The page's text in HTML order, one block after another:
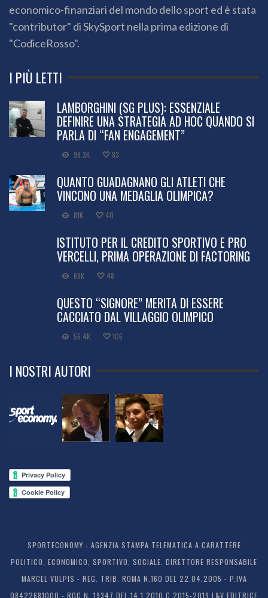
economico-finanziari del mondo dello sport ed è stata
"contributor" di SkySport nella prima edizione di
"CodiceRosso".
I PIÙ LETTI
LAMBORGHINI (SG PLUS): ESSENZIALE
DEFINIRE UNA STRATEGIA AD HOC QUANDO SI
PARLA DI “FAN ENGAGEMENT”
98.3K 83
QUANTO GUADAGNANO GLI ATLETI CHE
VINCONO UNA MEDAGLIA OLIMPICA?
81K 40
ISTITUTO PER IL CREDITO SPORTIVO E PRO
VERCELLI, PRIMA OPERAZIONE DI FACTORING
66K 48
QUESTO “SIGNORE” MERITA DI ESSERE
CACCIATO DAL VILLAGGIO OLIMPICO
56.4K 106
I NOSTRI AUTORI
SPORTECONOMY - AGENZIA STAMPA TELEMATICA A CARATTERE
POLITICO, ECONOMICO, SPORTIVO, SOCIALE. DIRETTORE RESPONSABILE
MARCEL VULPIS - REG. TRIB. ROMA N.160 DEL 22.04.2005 - P.IVA
08422681000 - ROC N. 19347 DEL 14.1.2010 C 2015-2019 L&V EDITRICE